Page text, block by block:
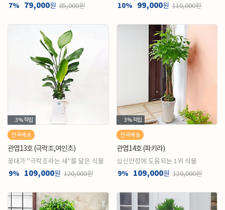
7% 79,000원 85,000원 10% 99,000원 110,000원
3%적립
전국배송
관엽13호 (극락조,여인초)
꽃대가 "극락조라는 새"를 닮은 식물
9% 109,000원 120,000원
3%적립
전국배송
관엽14호 (파키라)
심신안정에 도움되는 1위 식물
9% 109,000원 120,000원